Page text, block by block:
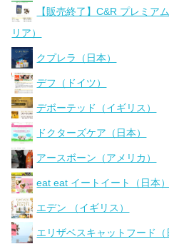
【販売終了】C&R プレミア
リア）
クプレラ（日本）
デフ（ドイツ）
デボーテッド（イギリス）
ドクターズケア（日本）
アースボーン（アメリカ）
eat eat イートイート（日本）
エデン （イギリス）
エリザベスキャットフード（